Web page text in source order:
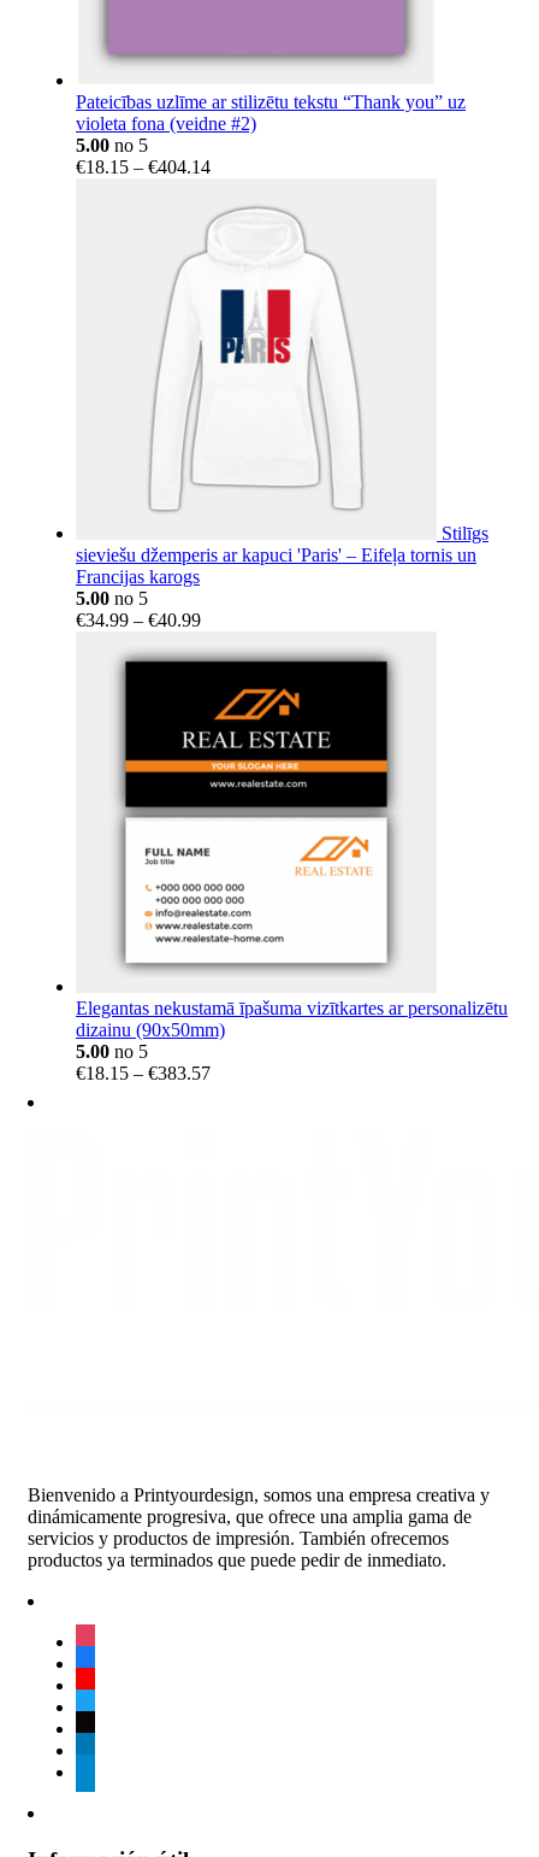
Pateicības uzlīme ar stilizētu tekstu “Thank you” uz
violeta fona (veidne #2)
5.00 no 5
€18.15 – €404.14Price
€18.15
through
Stilīgs
sieviešu džemperis ar kapuci 'Paris' – Eifeļa tornis un
Francijas karogs
5.00 no 5
€34.99 – €40.99Price
€34.99
through
€40.99
Elegantas nekustamā īpašuma vizītkartes ar personalizētu
dizainu (90x50mm)
5.00 no 5
€18.15 – €383.57Price
Bienvenido a Printyourdesign, somos una empresa creativa y
dinámicamente progresiva, que ofrece una amplia gama de
servicios y productos de impresión. También ofrecemos
productos ya terminados que puede pedir de inmediato.